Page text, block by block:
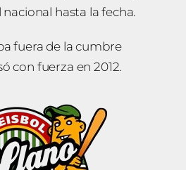
hasta la fecha.
fuera de la cumbre
con fuerza en 2012.